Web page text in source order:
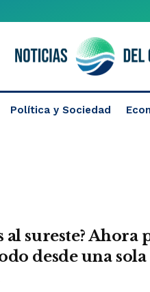
Política y Sociedad
al sureste? Ahora
desde una sola